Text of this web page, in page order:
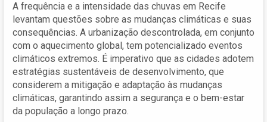
A frequência e a intensidade das chuvas em Recife
levantam questões sobre as mudanças climáticas e suas
consequências. A urbanização descontrolada, em conjunto
com o aquecimento global, tem potencializado eventos
climáticos extremos. É imperativo que as cidades adotem
estratégias sustentáveis de desenvolvimento, que
considerem a mitigação e adaptação às mudanças
climáticas, garantindo assim a segurança e o bem-estar
da população a longo prazo.